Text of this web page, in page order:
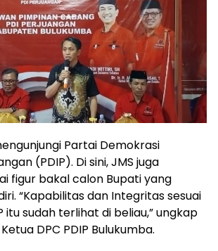
Partai Demokrasi
(PDIP). Di sini, JMS juga
figur bakal calon Bupati yang
“Kapabilitas dan Integritas sesuai
itu sudah terlihat di beliau,” ungkap
DPC PDIP Bulukumba.